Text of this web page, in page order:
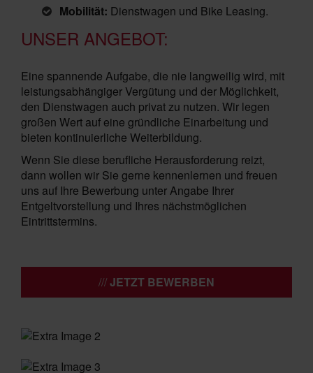
Mobilität: Dienstwagen und Bike Leasing.
UNSER ANGEBOT:
Eine spannende Aufgabe, die nie langweilig wird, mit
leistungsabhängiger Vergütung und der Möglichkeit,
den Dienstwagen auch privat zu nutzen. Wir legen
großen Wert auf eine gründliche Einarbeitung und
bieten kontinuierliche Weiterbildung.
Wenn Sie diese berufliche Herausforderung reizt,
dann wollen wir Sie gerne kennenlernen und freuen
uns auf Ihre Bewerbung unter Angabe Ihrer
Entgeltvorstellung und Ihres nächstmöglichen
Eintrittstermins.
JETZT BEWERBEN